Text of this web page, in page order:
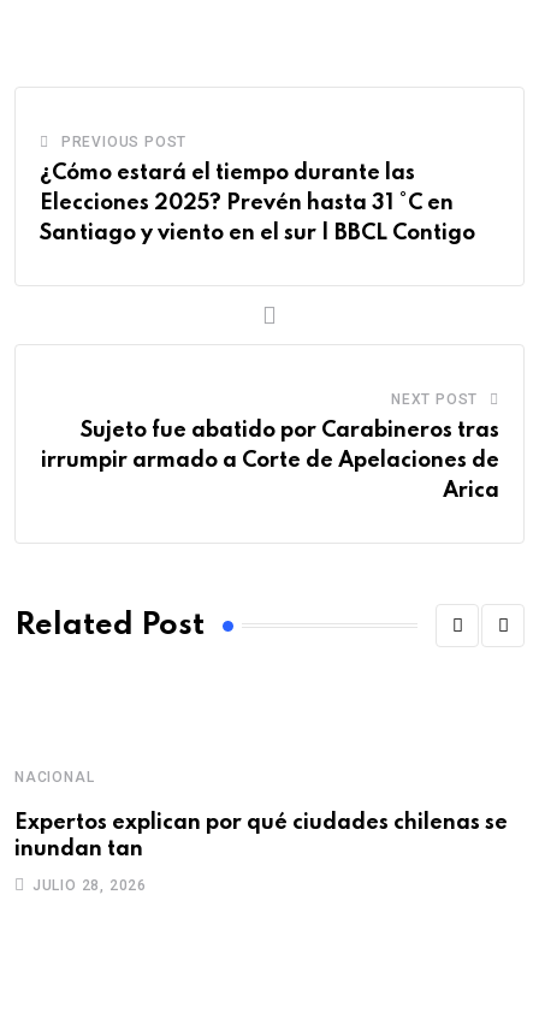
PREVIOUS POST
¿Cómo estará el tiempo durante las
Elecciones 2025? Prevén hasta 31 °C en
Santiago y viento en el sur | BBCL Contigo
NEXT POST
Sujeto fue abatido por Carabineros tras
irrumpir armado a Corte de Apelaciones de
Arica
Related Post
NACIONAL
Expertos explican por qué ciudades chilenas se
inundan tan
JULIO 28, 2026